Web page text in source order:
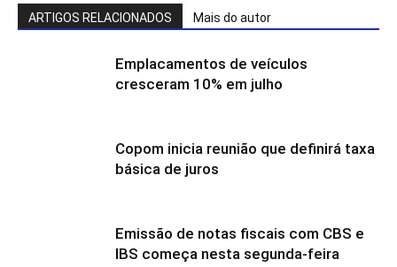
ARTIGOS RELACIONADOS Mais do autor
Emplacamentos de veículos
cresceram 10% em julho
Copom inicia reunião que definirá taxa
básica de juros
Emissão de notas fiscais com CBS e
IBS começa nesta segunda-feira